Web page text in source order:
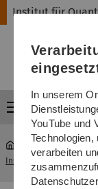
Institut für
Menü
Institut für Quantenoptik
In unserem
YouTube und
verarbeiten